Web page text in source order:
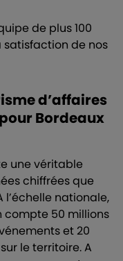
de plus 100
de nos
d’affaires
Bordeaux
une véritable
chiffrées que
l’échelle nationale,
compte 50 millions
et 20
le territoire. A